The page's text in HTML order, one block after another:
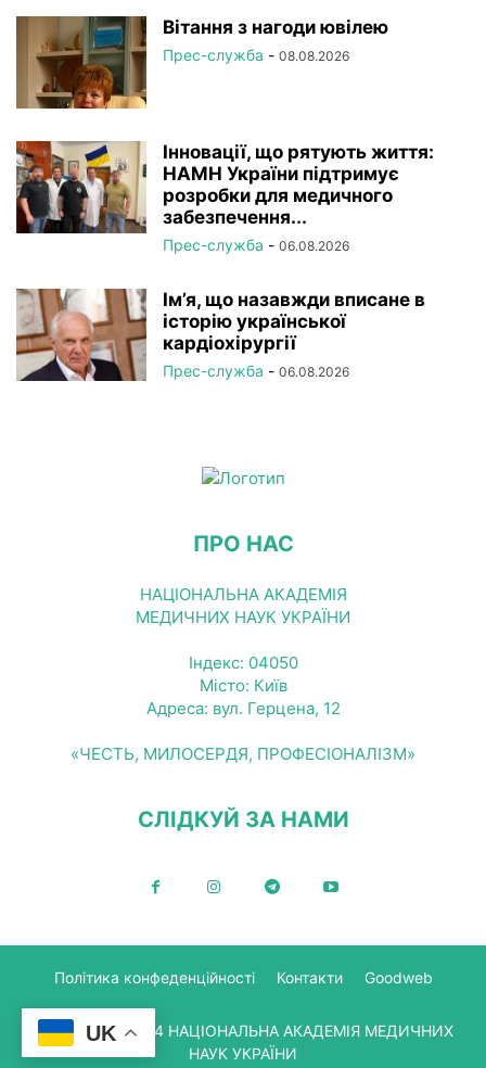
Вітання з нагоди ювілею
Прес-служба - 08.08.2026
Інновації, що рятують життя:
НАМН України підтримує
розробки для медичного
забезпечення...
Прес-служба - 06.08.2026
Ім’я, що назавжди вписане в
історію української
кардіохірургії
Прес-служба - 06.08.2026
ПРО НАС
НАЦІОНАЛЬНА АКАДЕМІЯ
МЕДИЧНИХ НАУК УКРАЇНИ
Індекс: 04050
Місто: Київ
Адреса: вул. Герцена, 12
«ЧЕСТЬ, МИЛОСЕРДЯ, ПРОФЕСІОНАЛІЗМ»
СЛІДКУЙ ЗА НАМИ
Політика конфеденційності Контакти Goodweb
© Copyright 2024 НАЦІОНАЛЬНА АКАДЕМІЯ МЕДИЧНИХ
НАУК УКРАЇНИ
UK